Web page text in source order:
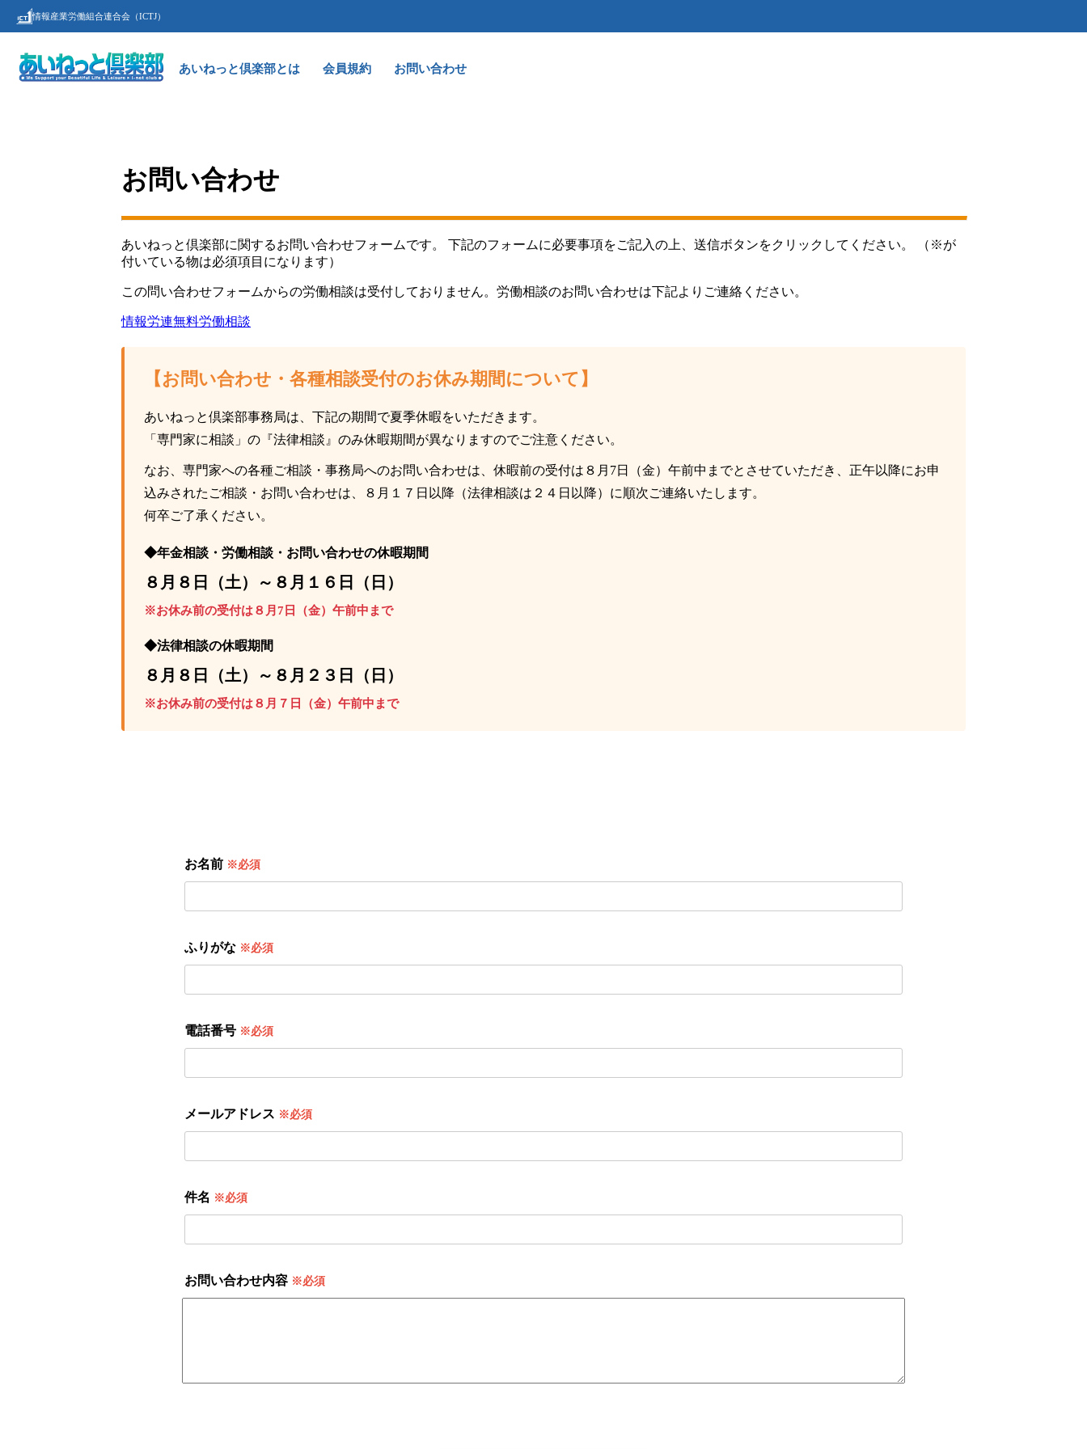
情報産業労働組合連合会（ICTJ）
あいねっと倶楽部とは 会員規約 お問い合わせ
お問い合わせ
あいねっと倶楽部に関するお問い合わせフォームです。 下記のフォームに必要事項をご記入の上、送信ボタンをクリックしてください。 （※が
付いている物は必須項目になります）
この問い合わせフォームからの労働相談は受付しておりません。労働相談のお問い合わせは下記よりご連絡ください。
情報労連無料労働相談
【お問い合わせ・各種相談受付のお休み期間について】
あいねっと倶楽部事務局は、下記の期間で夏季休暇をいただきます。
「専門家に相談」の『法律相談』のみ休暇期間が異なりますのでご注意ください。
なお、専門家への各種ご相談・事務局へのお問い合わせは、休暇前の受付は８月7日（金）午前中までとさせていただき、正午以降にお申
込みされたご相談・お問い合わせは、８月１７日以降（法律相談は２４日以降）に順次ご連絡いたします。
何卒ご了承ください。
◆年金相談・労働相談・お問い合わせの休暇期間
８月８日（土）～８月１６日（日）
※お休み前の受付は８月7日（金）午前中まで
◆法律相談の休暇期間
８月８日（土）～８月２３日（日）
※お休み前の受付は８月７日（金）午前中まで
お名前 ※必須
ふりがな ※必須
電話番号 ※必須
メールアドレス ※必須
件名 ※必須
お問い合わせ内容 ※必須